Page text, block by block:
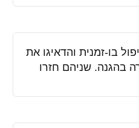
בו-זמנית והדאיגו את
בהגנה. שניהם חזרו